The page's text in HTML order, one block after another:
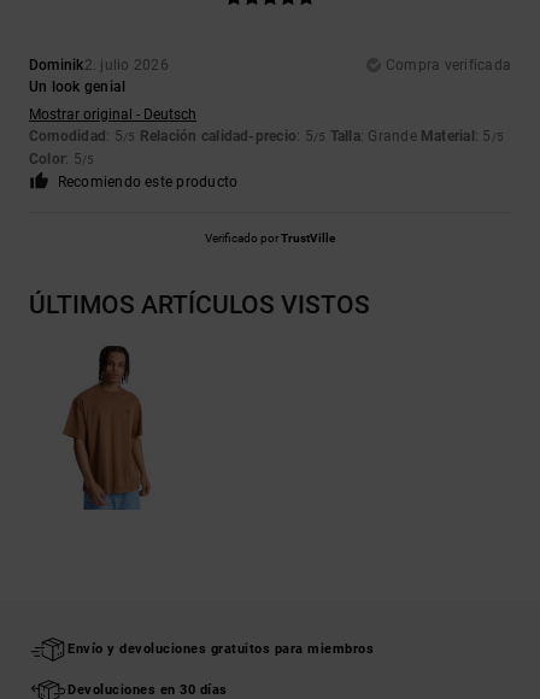
Dominik2. julio 2026
Compra verificada
Un look genial
Mostrar original - Deutsch
Comodidad : 5/5 Relación calidad-precio: 5/5 Talla: Grande Material : 5 /5
Color: 5/5
Recomiendo este producto
Verificado porTrustVille
ÚLTIMOS ARTÍCULOS VISTOS
Envío y devoluciones gratuitos para miembros
Devoluciones en 30 días